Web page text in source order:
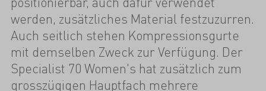
werden, zusätzliches Material festzuzurren.
Auch seitlich stehen Kompressionsgurte
mit demselben Zweck zur Verfügung. Der
Specialist 70 Women's hat zusätzlich zum
grosszügigen Hauptfach mehrere